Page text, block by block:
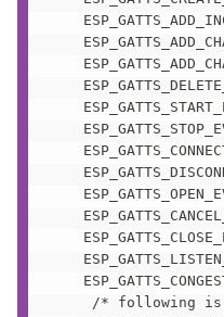
/* following